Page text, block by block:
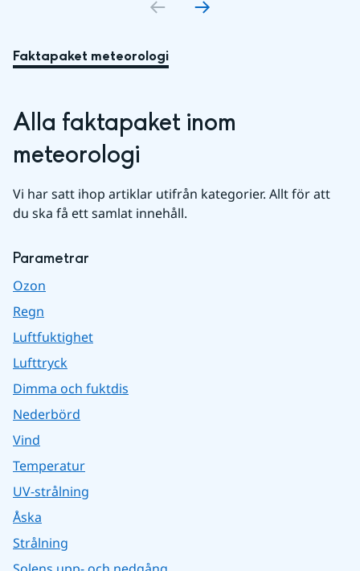
Faktapaket meteorologi
Alla faktapaket inom
meteorologi
Vi har satt ihop artiklar utifrån kategorier. Allt för att
du ska få ett samlat innehåll.
Parametrar
Ozon
Regn
Luftfuktighet
Lufttryck
Dimma och fuktdis
Nederbörd
Vind
Temperatur
UV-strålning
Åska
Strålning